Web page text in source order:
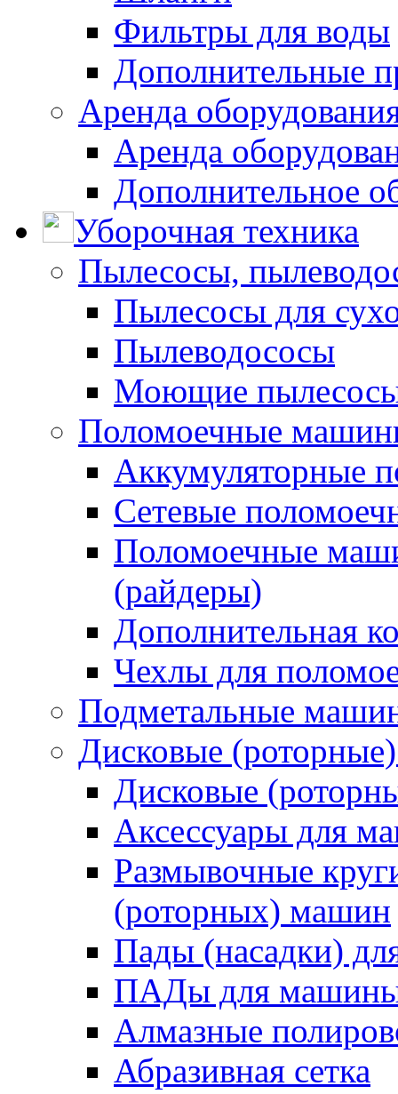
Фильтры для воды
Дополнительные
Аренда
Аренда
Дополнительное
Уборочная техника
Пылесосы,
Пылесосы для
Пылеводососы
Моющие пылесосы
Поломоечные
Аккумуляторные
Сетевые
Поломоечные
(райдеры)
Дополнительная
Чехлы для
Подметальные
Дисковые
Дисковые
Аксессуары для
Размывочные
(роторных) машин
Пады (насадки)
ПАДы для
Алмазные
Абразивная сетка